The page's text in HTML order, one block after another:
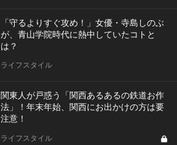
「守るよりすぐ攻め！」女優・寺島しのぶ
が、青山学院時代に熱中していたコトと
は？
ライフスタイル
関東人が戸惑う「関西あるあるの鉄道お作
法」！年末年始、関西にお出かけの方は要
注意！
ライフスタイル